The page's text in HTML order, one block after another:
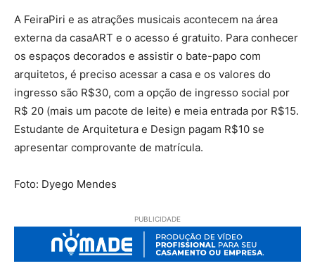
A FeiraPiri e as atrações musicais acontecem na área
externa da casaART e o acesso é gratuito. Para conhecer
os espaços decorados e assistir o bate-papo com
arquitetos, é preciso acessar a casa e os valores do
ingresso são R$30, com a opção de ingresso social por
R$ 20 (mais um pacote de leite) e meia entrada por R$15.
Estudante de Arquitetura e Design pagam R$10 se
apresentar comprovante de matrícula.
Foto: Dyego Mendes
PUBLICIDADE